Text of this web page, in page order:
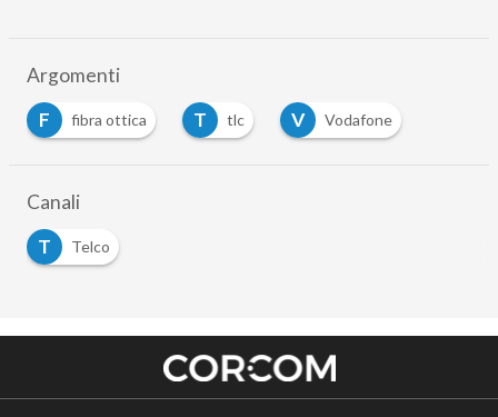
Argomenti
F
fibra ottica T tlc V Vodafone
Canali
T
Telco